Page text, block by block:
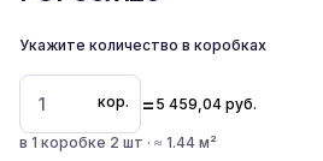
Укажите количество в коробках
кор. = 5 459,04 руб.
в 1 коробке 2 шт · ≈ 1.44 м²